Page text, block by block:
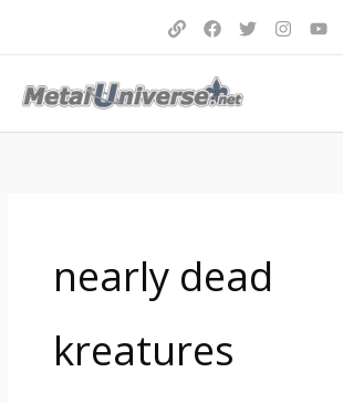
nearly dead
kreatures